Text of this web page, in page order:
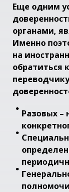
Еще одним
органами,
Именно
на
обратиться
Разовых –